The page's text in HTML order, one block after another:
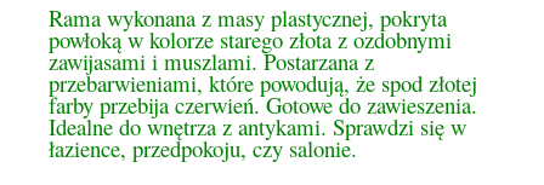
Rama wykonana z masy plastycznej, pokryta
powłoką w kolorze starego złota z ozdobnymi
zawijasami i muszlami. Postarzana z
przebarwieniami, które powodują, że spod złotej
farby przebija czerwień. Gotowe do zawieszenia.
Idealne do wnętrza z antykami. Sprawdzi się w
łazience, przedpokoju, czy salonie.